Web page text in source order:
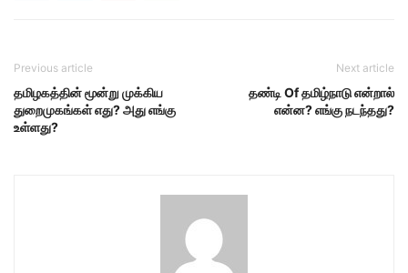
Previous article
தமிழகத்தின் மூன்று முக்கிய
துறைமுகங்கள் எது? அது எங்கு
உள்ளது?
Next article
தண்டி Of தமிழ்நாடு என்றால்
என்ன? எங்கு நடந்தது?